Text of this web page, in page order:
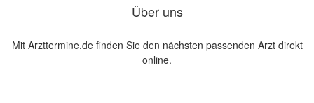
Über uns
Mit Arzttermine.de finden Sie den nächsten passenden Arzt direkt
online.